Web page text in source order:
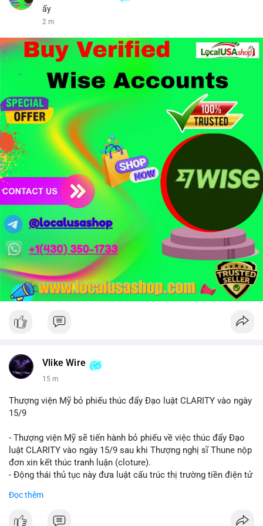
ấy
2 m
Vlike Wire
15 m
Thượng viện Mỹ bỏ phiếu thúc đẩy Đạo luật CLARITY vào ngày
15/9
- Thượng viện Mỹ sẽ tiến hành bỏ phiếu về việc thúc đẩy Đạo
luật CLARITY vào ngày 15/9 sau khi Thượng nghị sĩ Thune nộp
đơn xin kết thúc tranh luận (cloture).
- Động thái thủ tục này đưa luật cấu trúc thị trường tiền điện tử
các điều khoản liên quan đến đạo đức và stablecoin.
Đọc thêm